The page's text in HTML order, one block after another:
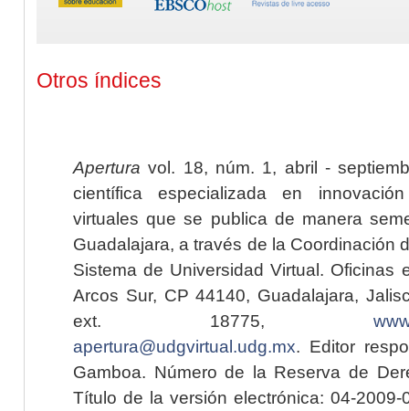
Otros índices
Apertura vol. 18, núm. 1, abril -
científica especializada en
virtuales que se publica de manera
Guadalajara, a través de la Coordinación
Sistema de Universidad Virtual. Oficinas
Arcos Sur, CP 44140, Guadalajara,
ext. 18775,
apertura@udgvirtual.udg.mx. Editor
Gamboa. Número de la Reserva de
Título de la versión electrónica: 04-2009-